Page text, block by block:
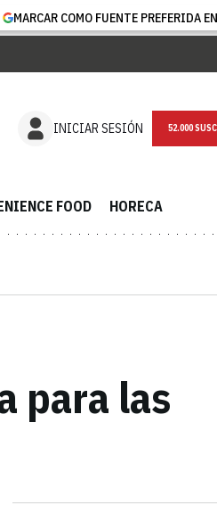
MARCAR COMO FUENTE PREFERIDA
INICIAR SESIÓN
FOOD HORECA
para las